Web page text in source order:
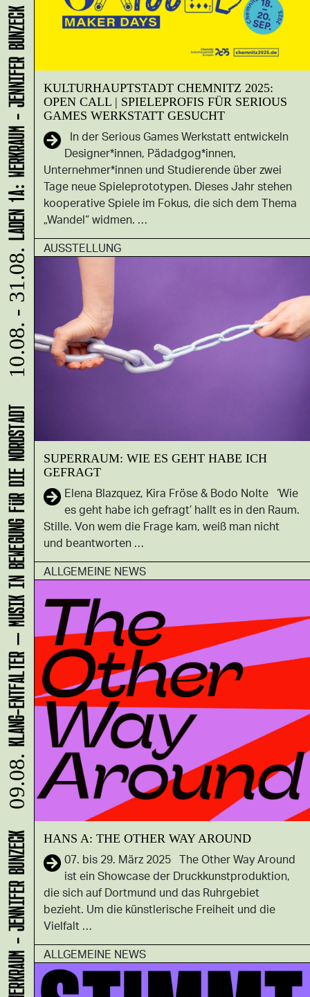
KULTURHAUPTSTADT CHEMNITZ 2025:
OPEN CALL | SPIELEPROFIS FÜR SERIOUS
GAMES WERKSTATT GESUCHT
In der Serious Games Werkstatt entwickeln
Designer*innen, Pädadgog*innen,
Unternehmer*innen und Studierende über zwei
Tage neue Spieleprototypen. Dieses Jahr stehen
kooperative Spiele im Fokus, die sich dem Thema
„Wandel“ widmen. …
AUSSTELLUNG
SUPERRAUM: WIE ES GEHT HABE ICH
GEFRAGT
Elena Blazquez, Kira Fröse & Bodo Nolte ‘Wie
es geht habe ich gefragt’ hallt es in den Raum.
Stille. Von wem die Frage kam, weiß man nicht
und beantworten …
ALLGEMEINE NEWS
HANS A: THE OTHER WAY AROUND
07. bis 29. März 2025 The Other Way Around
ist ein Showcase der Druckkunstproduktion,
die sich auf Dortmund und das Ruhrgebiet
bezieht. Um die künstlerische Freiheit und die
Vielfalt …
ALLGEMEINE NEWS
09.08.
KLANG-ENTFALTER – MUSIK IN BEWEGUNG FÜR DIE NORDSTADT
10.08. - 31.08.
LADEN 1A: WERKRAUM - JENNIFER BUNZECK